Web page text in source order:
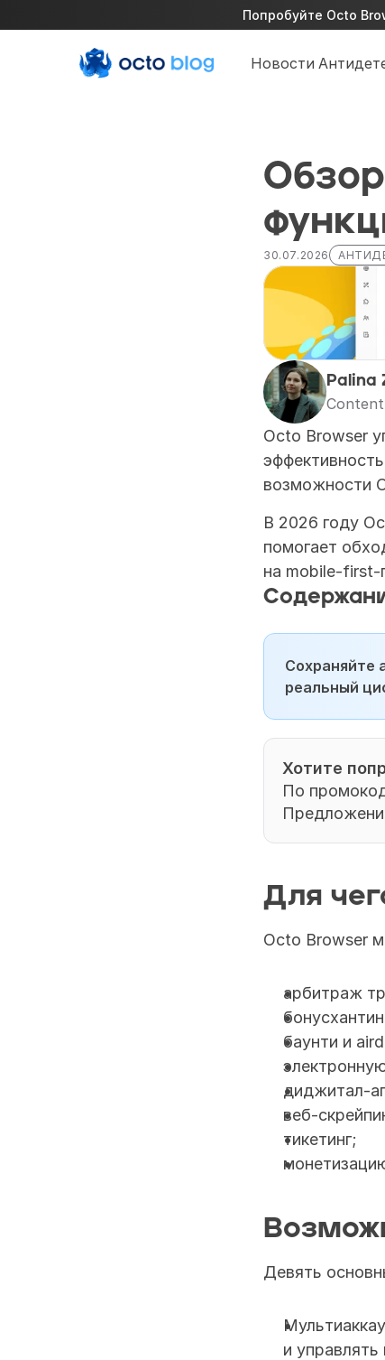
Попробуйте Octo
Новости
30.07.2026
Palina
Octo Browser
возможности
В 2026 году
помогает
на mobile-first-
Сохраняйте
реальный
Хотите
По
Для
Octo Browser
арбитраж
баунти и
диджитал-
веб-
тикетинг;
Девять
и